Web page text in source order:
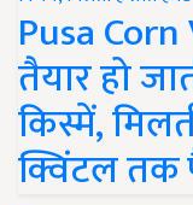
Pusa
तैयार हो
किस्में,
क्विंटल तक